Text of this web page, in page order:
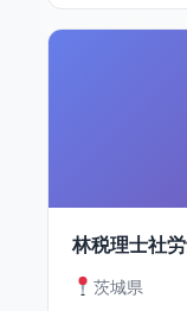
林税理士社
茨城県